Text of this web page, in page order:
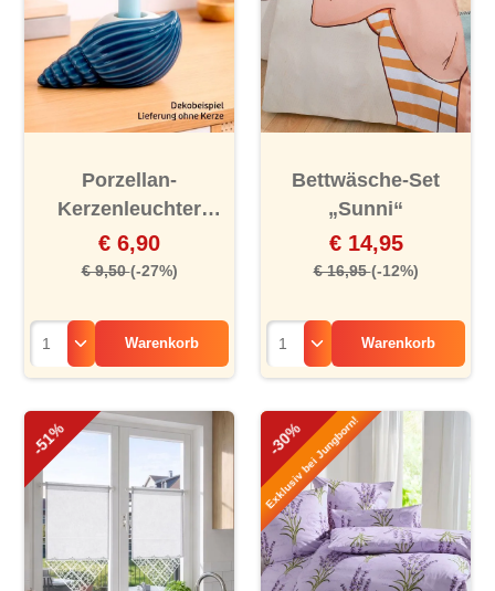
Porzellan-
Kerzenleuchter
„Muschel“
€ 6,90
€ 9,50(-27%)
Warenkorb
Bettwäsche-Set
„Sunni“
€ 14,95
€ 16,95(-12%)
Warenkorb
-51% -30%
Exklusiv bei Jungborn!